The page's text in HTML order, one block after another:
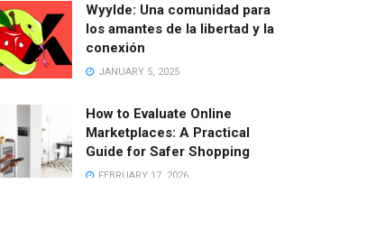
Wyylde: Una comunidad para
los amantes de la libertad y la
conexión
JANUARY 5, 2025
How to Evaluate Online
Marketplaces: A Practical
Guide for Safer Shopping
FEBRUARY 17, 2026